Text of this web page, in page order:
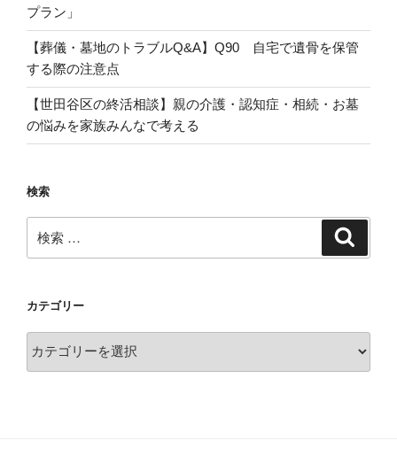
プラン」
【葬儀・墓地のトラブルQ&A】Q90 自宅で遺骨を保管
する際の注意点
【世田谷区の終活相談】親の介護・認知症・相続・お墓
の悩みを家族みんなで考える
検索
索:
カテゴリー